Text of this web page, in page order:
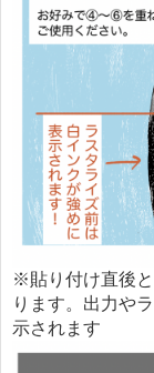
※貼り付け直後と
ります。出力や
示されます